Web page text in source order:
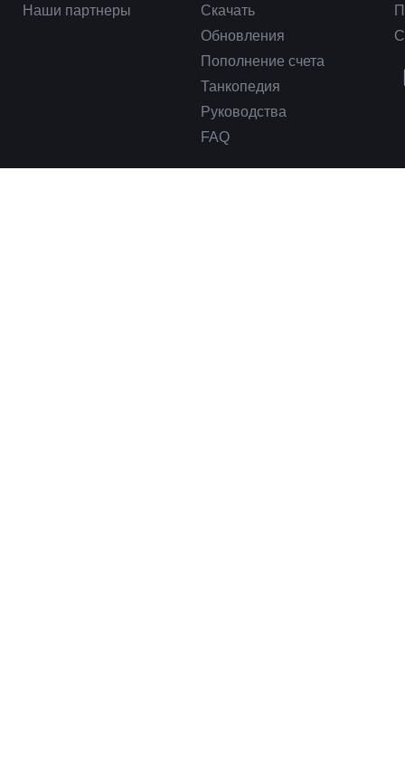
Наши партнеры
Скачать
Обновления
Пополнение счета
Танкопедия
Руководства
FAQ